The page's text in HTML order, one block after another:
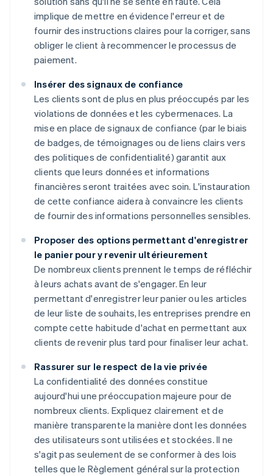
implique de mettre en évidence l'erreur et de
fournir des instructions claires pour la corriger, sans
obliger le client à recommencer le processus de
paiement.
Insérer des signaux de confiance
Les clients sont de plus en plus préoccupés par les
violations de données et les cybermenaces. La
mise en place de signaux de confiance (par le biais
de badges, de témoignages ou de liens clairs vers
des politiques de confidentialité) garantit aux
clients que leurs données et informations
financières seront traitées avec soin. L'instauration
de cette confiance aidera à convaincre les clients
de fournir des informations personnelles sensibles.
Proposer des options permettant d'enregistrer
le panier pour y revenir ultérieurement
De nombreux clients prennent le temps de réfléchir
à leurs achats avant de s'engager. En leur
permettant d'enregistrer leur panier ou les articles
de leur liste de souhaits, les entreprises prendre en
compte cette habitude d'achat en permettant aux
clients de revenir plus tard pour finaliser leur achat.
Rassurer sur le respect de la vie privée
La confidentialité des données constitue
aujourd'hui une préoccupation majeure pour de
nombreux clients. Expliquez clairement et de
manière transparente la manière dont les données
des utilisateurs sont utilisées et stockées. Il ne
s'agit pas seulement de se conformer à des lois
telles que le Règlement général sur la protection